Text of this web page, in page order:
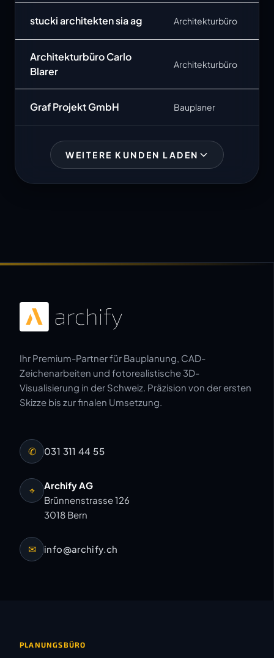
stucki architekten sia ag Architekturbüro
Architekturbüro Carlo
Blarer
Architekturbüro
Graf Projekt GmbH Bauplaner
WEITERE KUNDEN LADEN
Ihr Premium-Partner für Bauplanung, CAD-
Zeichenarbeiten und fotorealistische 3D-
Visualisierung in der Schweiz. Präzision von der ersten
Skizze bis zur finalen Umsetzung.
✆ 031 311 44 55
⌖
Archify AG
Brünnenstrasse 126
3018 Bern
✉ info@archify.ch
PLANUNGSBÜRO